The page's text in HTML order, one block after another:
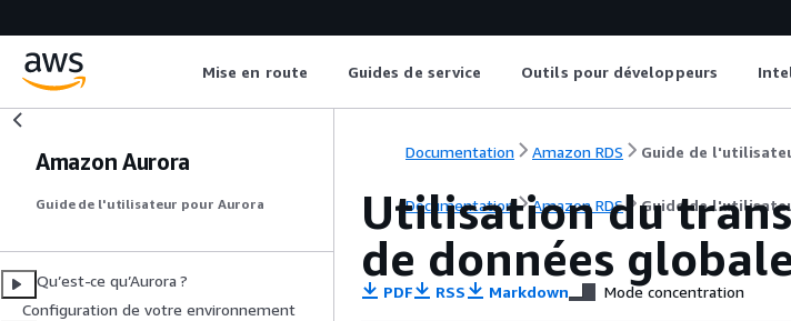
Mise en route Guides de service Outils pour développeurs
Amazon Aurora
Guide de l'utilisateur pour Aurora
Qu’est-ce qu’Aurora ?
Configuration de votre environnement
Documentation Amazon RDS Guide de
Documentation Amazon RDS Guide de
Utilisation du
de données
PDF RSS Markdown Mode concentration